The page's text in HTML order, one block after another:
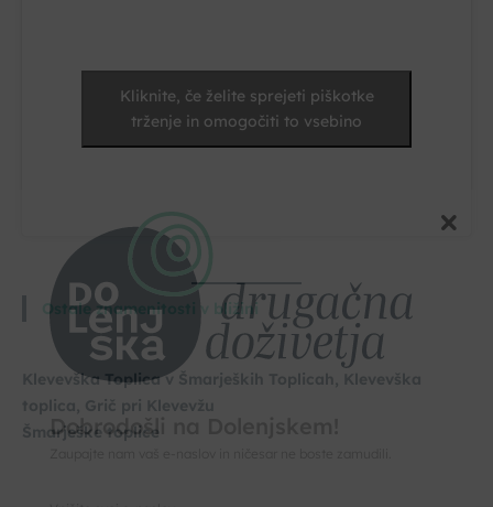
Kliknite, če želite sprejeti piškotke
trženje in omogočiti to vsebino
Ostale znamenitosti v bližini
Klevevška Toplica v Šmarjeških Toplicah, Klevevška
Šmarješke toplice